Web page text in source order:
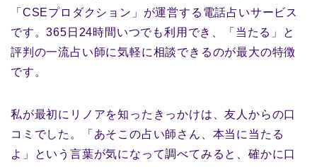
「CSEプロダクション」が運営する電話占いサービス
です。365日24時間いつでも利用でき、「当たる」と
評判の一流占い師に気軽に相談できるのが最大の特徴
です。
私が最初にリノアを知ったきっかけは、友人からの口
コミでした。「あそこの占い師さん、本当に当たる
よ」という言葉が気になって調べてみると、確かに口